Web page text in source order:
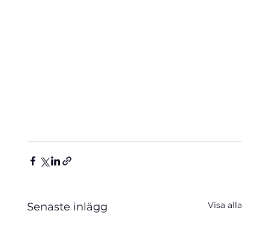
Senaste inlägg Visa alla